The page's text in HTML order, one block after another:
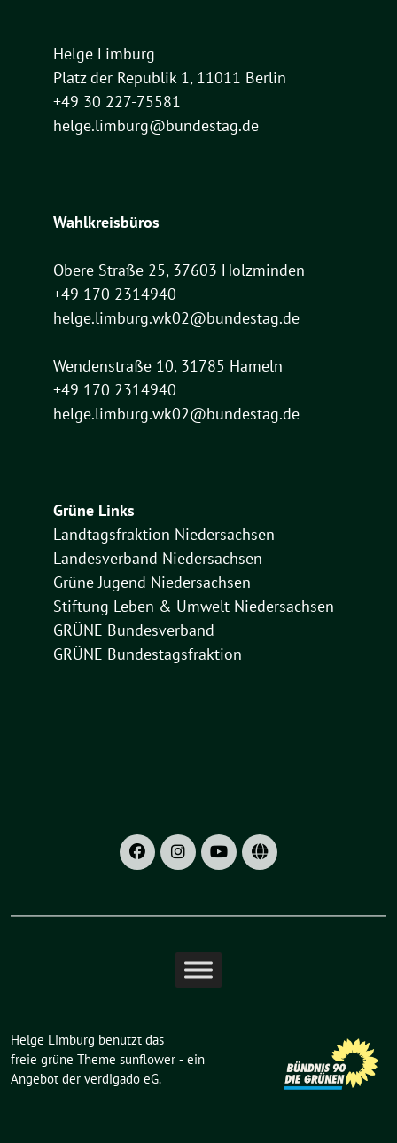
Helge Limburg
Platz der Republik 1, 11011 Berlin
+49 30 227-75581
helge.limburg@bundestag.de
Wahlkreisbüros
Obere Straße 25, 37603 Holzminden
+49 170 2314940
helge.limburg.wk02@bundestag.de
Wendenstraße 10, 31785 Hameln
+49 170 2314940
helge.limburg.wk02@bundestag.de
Grüne Links
Landtagsfraktion Niedersachsen
Landesverband Niedersachsen
Grüne Jugend Niedersachsen
Stiftung Leben & Umwelt Niedersachsen
GRÜNE Bundesverband
GRÜNE Bundestagsfraktion
Helge Limburg benutzt das
freie grüne Theme sunflower ‐ ein
Angebot der verdigado eG.